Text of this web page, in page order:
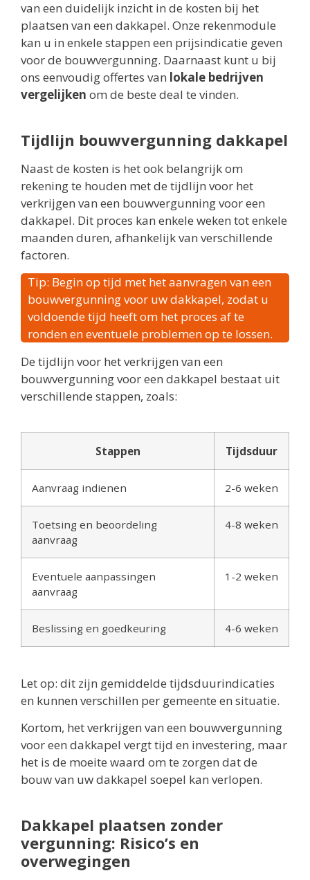
van een duidelijk inzicht in de kosten bij het
plaatsen van een dakkapel. Onze rekenmodule
kan u in enkele stappen een prijsindicatie geven
voor de bouwvergunning. Daarnaast kunt u bij
ons eenvoudig offertes van lokale bedrijven
vergelijken om de beste deal te vinden.
Tijdlijn bouwvergunning dakkapel
Naast de kosten is het ook belangrijk om
rekening te houden met de tijdlijn voor het
verkrijgen van een bouwvergunning voor een
dakkapel. Dit proces kan enkele weken tot enkele
maanden duren, afhankelijk van verschillende
factoren.
Tip: Begin op tijd met het aanvragen van een
bouwvergunning voor uw dakkapel, zodat u
voldoende tijd heeft om het proces af te
ronden en eventuele problemen op te lossen.
De tijdlijn voor het verkrijgen van een
bouwvergunning voor een dakkapel bestaat uit
verschillende stappen, zoals:
Stappen Tijdsduur
Aanvraag indienen 2-6 weken
Toetsing en beoordeling
aanvraag
4-8 weken
Eventuele aanpassingen
aanvraag
1-2 weken
Beslissing en goedkeuring 4-6 weken
Let op: dit zijn gemiddelde tijdsduurindicaties
en kunnen verschillen per gemeente en situatie.
Kortom, het verkrijgen van een bouwvergunning
voor een dakkapel vergt tijd en investering, maar
het is de moeite waard om te zorgen dat de
bouw van uw dakkapel soepel kan verlopen.
Dakkapel plaatsen zonder
vergunning: Risico’s en
overwegingen